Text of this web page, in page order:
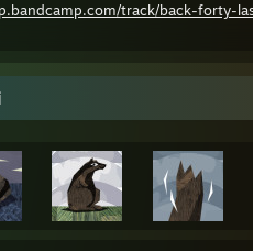
track/back-forty-